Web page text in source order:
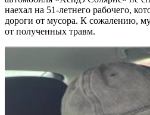
наехал на 51-летнего рабочего,
дороги от мусора. К сожалению,
от полученных травм.